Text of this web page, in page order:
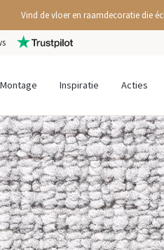
Vind de vloer en raamdecoratie die
Montage Inspiratie Acties